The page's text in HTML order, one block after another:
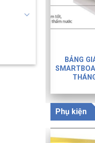
BẢNG
Phụ kiện